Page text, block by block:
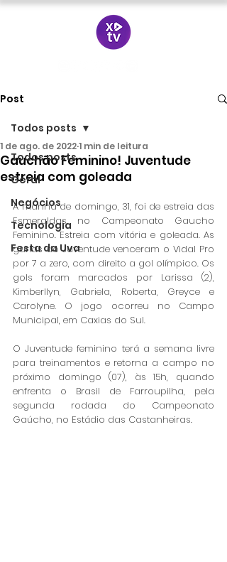
Post
Todos posts
Geral
Negócios
Tecnologia
Festa da Uva
Todos posts
Gauchão Feminino! Juventude
estreia com goleada
1 de ago. de 20221 min de leitura
A manhã de domingo, 31, foi de estreia das
Esmeraldas no Campeonato Gaucho
Feminino. Estreia com vitória e goleada. As
gurias do Juventude venceram o Vidal Pro
por 7 a zero, com direito a gol olímpico. Os
gols foram marcados por Larissa (2),
Kimberllyn, Gabriela, Roberta, Greyce e
Carolyne. O jogo ocorreu no Campo
Municipal, em Caxias do Sul.
O Juventude feminino terá a semana livre
para treinamentos e retorna a campo no
próximo domingo (07), às 15h, quando
enfrenta o Brasil de Farroupilha, pela
segunda rodada do Campeonato
Gaúcho, no Estádio das Castanheiras.